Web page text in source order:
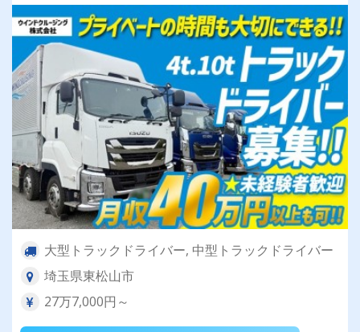
大型トラックドライバー, 中型トラックドライバー
埼玉県東松山市
27万7,000円～